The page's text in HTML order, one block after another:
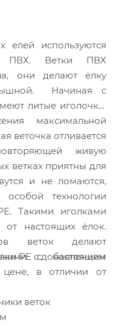
елей используются
ПВХ. Ветки ПВХ
они делают ёлку
Начиная с
литые иголочки,
максимальной
веточка отливается
живую
ветках приятны для
и не ломаются,
технологии
Такими иголками
от настоящих ёлок.
веток делают
с настоящим
в отличии от
PE с добавлением
веток